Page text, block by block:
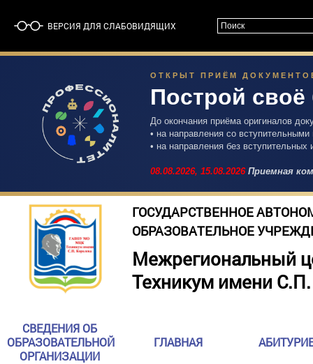
ВЕРСИЯ ДЛЯ СЛАБОВИДЯЩИХ
ОТКРЫТ ПРИЁМ
Построй
До окончания приёма оригиналов
• на направления со
• на направления без
08.08.2026, 15.08.2026Приемная
ГОСУДАРСТВЕННОЕ
ОБРАЗОВАТЕЛЬНОЕ
Межрегиональный
Техникум имени
СВЕДЕНИЯ ОБ
ОБРАЗОВАТЕЛЬНОЙ
ОРГАНИЗАЦИИ
ГЛАВНАЯ